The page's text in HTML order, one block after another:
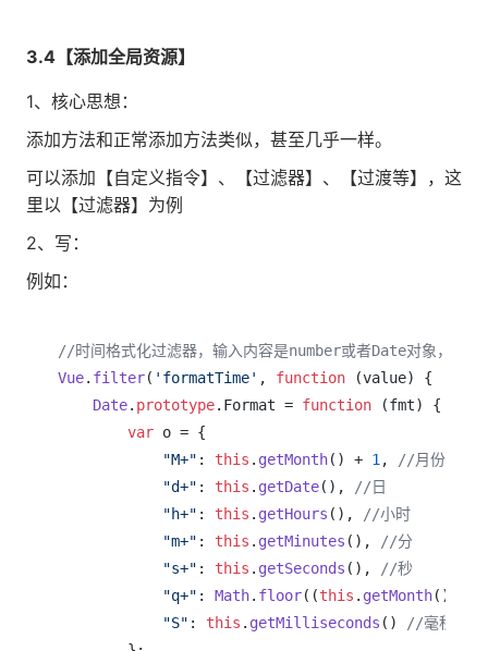
3.4【添加全局资源】
1、核心思想：
添加方法和正常添加方法类似，甚至几乎一样。
可以添加【自定义指令】、【过滤器】、【过渡等】，这
里以【过滤器】为例
2、写：
例如：
//时间格式化过滤器，输入内容是number或者Date对象，输出
Vue. filter( 'formatTime' , function (value) {
Date. prototype. Format = function (fmt) {
var o = {
"M+" : this . getMonth() + 1 ,
//月份
"d+" : this . getDate(),
//日
"h+" : this . getHours (),
//小时
"m+" : this . getMinutes (),
//分
"s+" : this . getSeconds (),
//秒
"q+" : Math. floor((this . getMonth() +
"S" : this . getMilliseconds ()
//毫秒